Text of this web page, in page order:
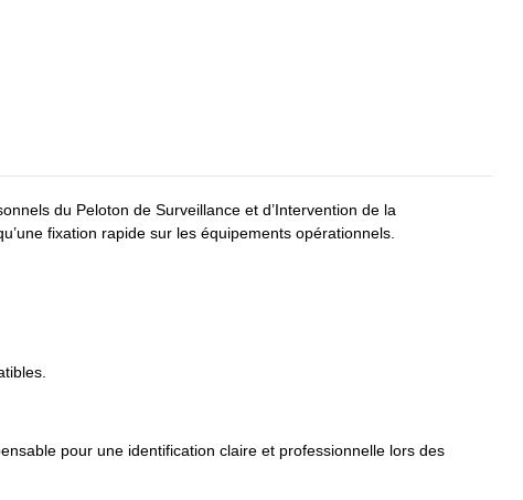
du Peloton de Surveillance et d’Intervention de la
fixation rapide sur les équipements opérationnels.
pour une identification claire et professionnelle lors des